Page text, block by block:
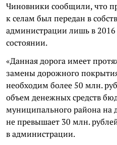
Чиновники сообщили, что
к селам был передан в
администрации лишь в
состоянии.
«Данная дорога имеет
замены дорожного
необходим более 50 млн.
объем денежных средств
муниципального района на
не превышает 30 млн.
в администрации.